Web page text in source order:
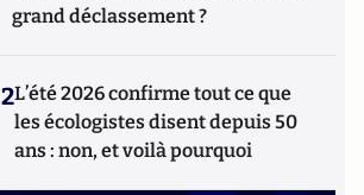
grand déclassement ?
2L’été 2026 confirme tout ce que
les écologistes disent depuis 50
ans : non, et voilà pourquoi